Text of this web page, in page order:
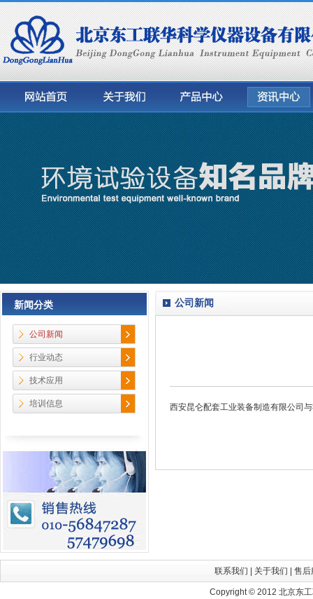
新闻分类
公司新闻
行业动态
技术应用
培训信息
公司新闻
西安昆仑配套工业装备制造有限公司
联系我们 关于我们 售后
Copyright © 2012 北京东